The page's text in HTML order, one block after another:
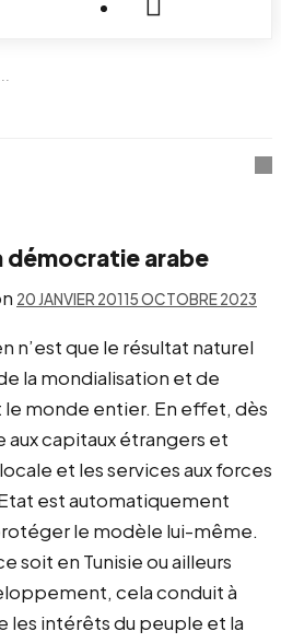
démocratie arabe
20 JANVIER 20115 OCTOBRE 2023
n’est que le résultat naturel
la mondialisation et de
monde entier. En effet, dès
aux capitaux étrangers et
et les services aux forces
est automatiquement
le modèle lui-même.
soit en Tunisie ou ailleurs
cela conduit à
les intérêts du peuple et la